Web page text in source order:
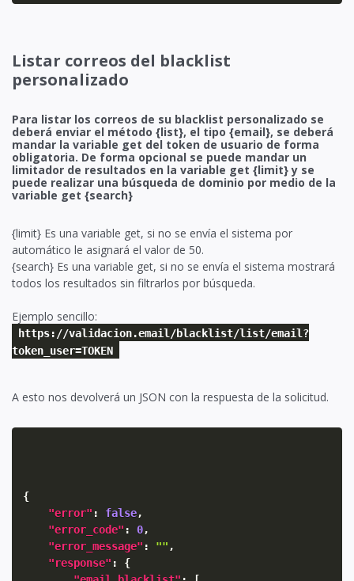
Listar correos del blacklist
personalizado
Para listar los correos de su blacklist personalizado se
deberá enviar el método {list}, el tipo {email}, se deberá
mandar la variable get del token de usuario de forma
obligatoria. De forma opcional se puede mandar un
limitador de resultados en la variable get {limit} y se
puede realizar una búsqueda de dominio por medio de la
variable get {search}
{limit} Es una variable get, si no se envía el sistema por
automático le asignará el valor de 50.
{search} Es una variable get, si no se envía el sistema mostrará
todos los resultados sin filtrarlos por búsqueda.
Ejemplo sencillo:
https://validacion.email/blacklist/list/email?
token_user=TOKEN
A esto nos devolverá un JSON con la respuesta de la solicitud.
{
"error" : false,
"error_code" : 0,
"error_message" : "" ,
"response" :
{